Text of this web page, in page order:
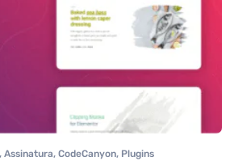
, Assinatura, CodeCanyon, Plugins